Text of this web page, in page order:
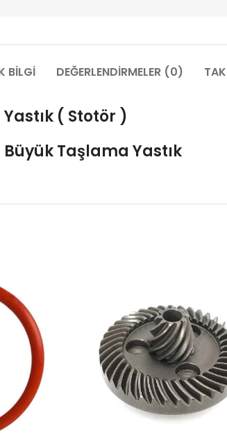
BILGI DEĞERLENDIRMELER (0)
( Stotör )
BüyükTaşlama Yastık